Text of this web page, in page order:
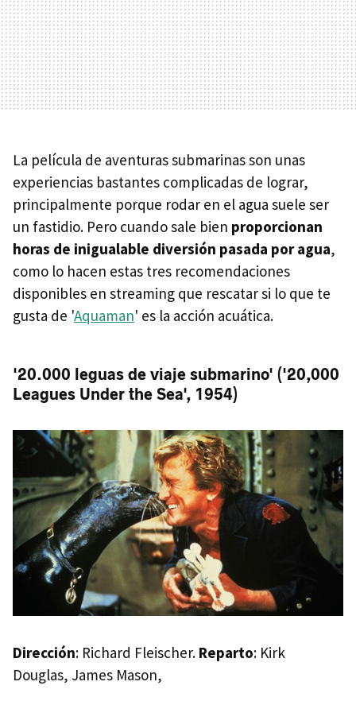
La película de aventuras submarinas son unas
experiencias bastantes complicadas de lograr,
principalmente porque rodar en el agua suele ser
un fastidio. Pero cuando sale bien proporcionan
horas de inigualable diversión pasada por agua,
como lo hacen estas tres recomendaciones
disponibles en streaming que rescatar si lo que te
gusta de 'Aquaman' es la acción acuática.
'20.000 leguas de viaje submarino' ('20,000
Leagues Under the Sea', 1954)
Dirección: Richard Fleischer. Reparto: Kirk
Douglas, James Mason,